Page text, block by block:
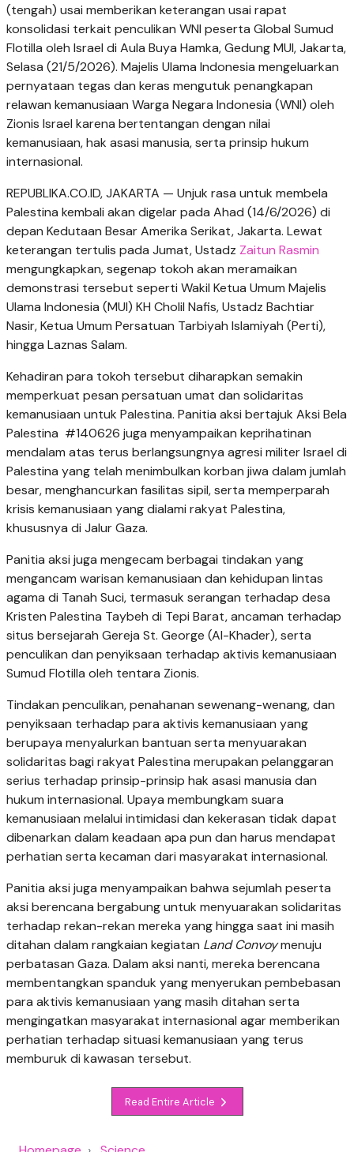
(tengah) usai memberikan keterangan usai rapat
konsolidasi terkait penculikan WNI peserta Global Sumud
Flotilla oleh Israel di Aula Buya Hamka, Gedung MUI, Jakarta,
Selasa (21/5/2026). Majelis Ulama Indonesia mengeluarkan
pernyataan tegas dan keras mengutuk penangkapan
relawan kemanusiaan Warga Negara Indonesia (WNI) oleh
Zionis Israel karena bertentangan dengan nilai
kemanusiaan, hak asasi manusia, serta prinsip hukum
internasional.
REPUBLIKA.CO.ID, JAKARTA — Unjuk rasa untuk membela
Palestina kembali akan digelar pada Ahad (14/6/2026) di
depan Kedutaan Besar Amerika Serikat, Jakarta. Lewat
keterangan tertulis pada Jumat, Ustadz Zaitun Rasmin
mengungkapkan, segenap tokoh akan meramaikan
demonstrasi tersebut seperti Wakil Ketua Umum Majelis
Ulama Indonesia (MUI) KH Cholil Nafis, Ustadz Bachtiar
Nasir, Ketua Umum Persatuan Tarbiyah Islamiyah (Perti),
hingga Laznas Salam.
Kehadiran para tokoh tersebut diharapkan semakin
memperkuat pesan persatuan umat dan solidaritas
kemanusiaan untuk Palestina. Panitia aksi bertajuk Aksi Bela
Palestina #140626 juga menyampaikan keprihatinan
mendalam atas terus berlangsungnya agresi militer Israel di
Palestina yang telah menimbulkan korban jiwa dalam jumlah
besar, menghancurkan fasilitas sipil, serta memperparah
krisis kemanusiaan yang dialami rakyat Palestina,
khususnya di Jalur Gaza.
Panitia aksi juga mengecam berbagai tindakan yang
mengancam warisan kemanusiaan dan kehidupan lintas
agama di Tanah Suci, termasuk serangan terhadap desa
Kristen Palestina Taybeh di Tepi Barat, ancaman terhadap
situs bersejarah Gereja St. George (Al-Khader), serta
penculikan dan penyiksaan terhadap aktivis kemanusiaan
Sumud Flotilla oleh tentara Zionis.
Tindakan penculikan, penahanan sewenang-wenang, dan
penyiksaan terhadap para aktivis kemanusiaan yang
berupaya menyalurkan bantuan serta menyuarakan
solidaritas bagi rakyat Palestina merupakan pelanggaran
serius terhadap prinsip-prinsip hak asasi manusia dan
hukum internasional. Upaya membungkam suara
kemanusiaan melalui intimidasi dan kekerasan tidak dapat
dibenarkan dalam keadaan apa pun dan harus mendapat
perhatian serta kecaman dari masyarakat internasional.
Panitia aksi juga menyampaikan bahwa sejumlah peserta
aksi berencana bergabung untuk menyuarakan solidaritas
terhadap rekan-rekan mereka yang hingga saat ini masih
ditahan dalam rangkaian kegiatan Land Convoymenuju
perbatasan Gaza. Dalam aksi nanti, mereka berencana
membentangkan spanduk yang menyerukan pembebasan
para aktivis kemanusiaan yang masih ditahan serta
mengingatkan masyarakat internasional agar memberikan
perhatian terhadap situasi kemanusiaan yang terus
memburuk di kawasan tersebut.
Read Entire Article